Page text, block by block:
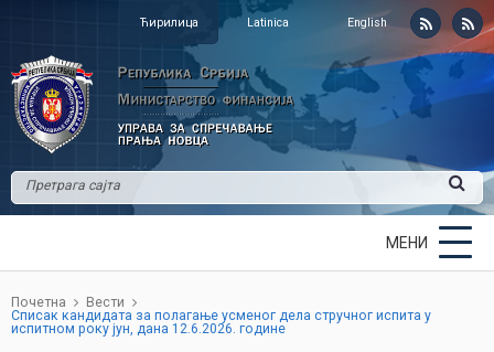
Ћирилица Latinica English
МЕНИ
Почетна
Вести
Списак кандидата за полагање усменог дела стручног испита у
испитном року јун, дана 12.6.2026. године